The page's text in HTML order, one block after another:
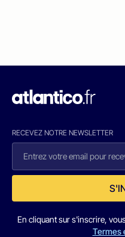
RECEVEZ NOTRE NEWSLETTER
En cliquant sur s'inscrire,
Termes